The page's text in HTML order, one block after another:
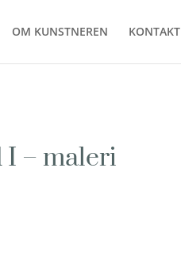
OM KUNSTNEREN KONTAKT
I – maleri